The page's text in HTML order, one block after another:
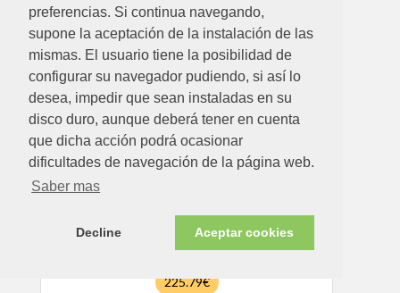
preferencias. Si continua navegando,
supone la aceptación de la instalación de las
mismas. El usuario tiene la posibilidad de
configurar su navegador pudiendo, si así lo
desea, impedir que sean instaladas en su
disco duro, aunque deberá tener en cuenta
que dicha acción podrá ocasionar
dificultades de navegación de la página web.
Saber mas
Decline Aceptar cookies
Ver detalle
Disponible en tienda ahora
225.79€